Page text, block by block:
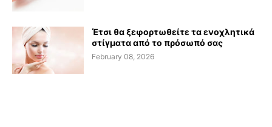
Έτσι θα ξεφορτωθείτε τα ενοχλητικά
στίγματα από το πρόσωπό σας
February 08, 2026